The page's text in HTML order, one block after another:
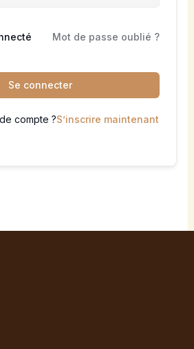
Mot de passe oublié ?
Se connecter
compte ?S’inscrire maintenant